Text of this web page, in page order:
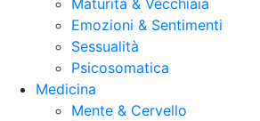
Maturità & Vecchiaia
Emozioni & Sentimenti
Sessualità
Psicosomatica
Medicina
Mente & Cervello